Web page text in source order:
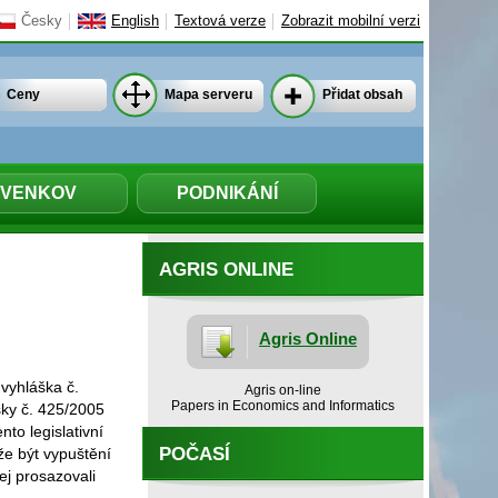
Česky English Textová verze Zobrazit mobilní verzi
VENKOV PODNIKÁNÍ
Ceny Mapa serveru Přidat obsah
č.
č. 425/2005
legislativní
být vypuštění
prosazovali
AGRIS ONLINE
Agris Online
Agris on-line
Papers in Economics and Informatics
POČASÍ